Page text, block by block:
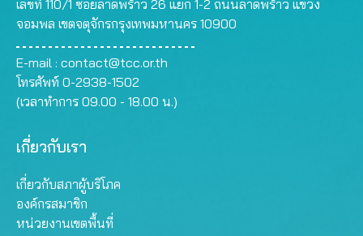
เลขที่ 110/1 ซอยลาดพร้าว 26 แยก 1-2 ถนนลาดพร้าว แขวง
จอมพล เขตจตุจักรกรุงเทพมหานคร 10900
E-mail : contact@tcc.or.th
โทรศัพท์ 0-2938-1502
(เวลาทำการ 09.00 - 18.00 น.)
เกี่ยวกับเรา
เกี่ยวกับสภาผู้บริโภค
องค์กรสมาชิก
หน่วยงานเขตพื้นที่